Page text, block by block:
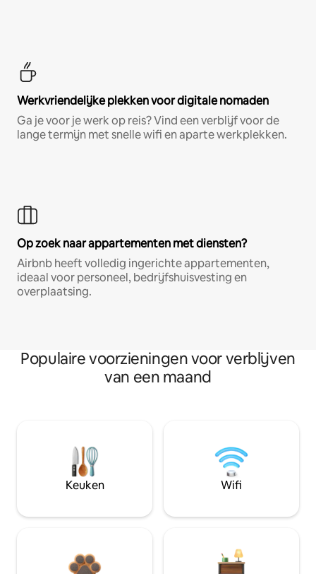
Werkvriendelijke plekken voor digitale nomaden
Ga je voor je werk op reis? Vind een verblijf voor de
lange termijn met snelle wifi en aparte werkplekken.
Op zoek naar appartementen met diensten?
Airbnb heeft volledig ingerichte appartementen,
ideaal voor personeel, bedrijfshuisvesting en
overplaatsing.
Populaire voorzieningen voor verblijven
van een maand
Keuken Wifi